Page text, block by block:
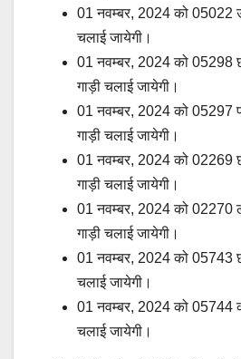
01 नवम्बर, 2024 को 05022
चलाई जायेगी।
01 नवम्बर, 2024 को 05298
गाड़ी चलाई जायेगी।
01 नवम्बर, 2024 को 05297
गाड़ी चलाई जायेगी।
01 नवम्बर, 2024 को 02269
गाड़ी चलाई जायेगी।
01 नवम्बर, 2024 को 02270
गाड़ी चलाई जायेगी।
01 नवम्बर, 2024 को 05743
चलाई जायेगी।
01 नवम्बर, 2024 को 05744
चलाई जायेगी।